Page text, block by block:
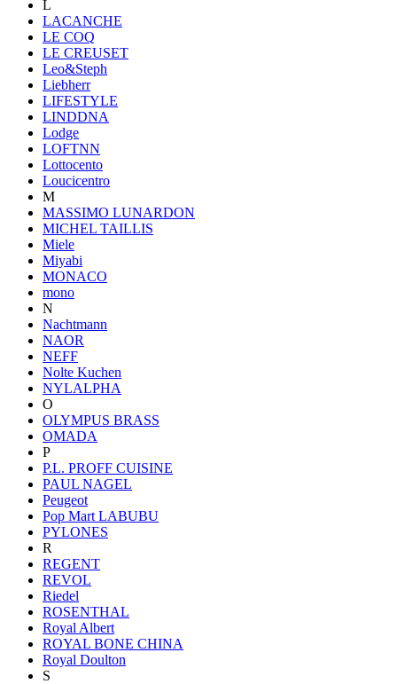
L
LACANCHE
LE COQ
LE CREUSET
Leo&Steph
Liebherr
LIFESTYLE
LINDDNA
Lodge
LOFTNN
Lottocento
Loucicentro
M
MASSIMO LUNARDON
MICHEL TAILLIS
Miele
Miyabi
MONACO
mono
N
Nachtmann
NAOR
NEFF
Nolte Kuchen
NYLALPHA
O
OLYMPUS BRASS
OMADA
P
P.L. PROFF CUISINE
PAUL NAGEL
Peugeot
Pop Mart LABUBU
PYLONES
R
REGENT
REVOL
Riedel
ROSENTHAL
Royal Albert
ROYAL BONE CHINA
Royal Doulton
S